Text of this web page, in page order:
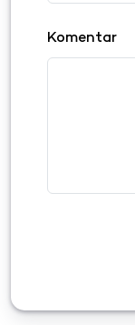
Komentar